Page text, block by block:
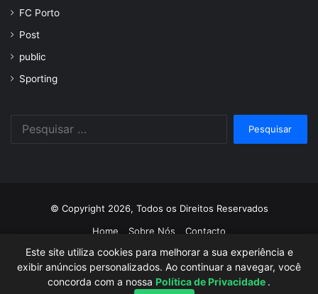
Este site utiliza cookies para melhorar a sua experiência e
exibir anúncios personalizados. Ao continuar a navegar, você
concorda com a nossa Política de Privacidade .
FC Porto
Post
public
Sporting
© Copyright 2026, Todos os Direitos Reservados
Home
Sobre Nós Contacto
Facebook
TwitterYouTubeInstagram